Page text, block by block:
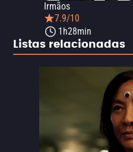
Irmãos
7.9/10
1h28min
Listas relacionadas